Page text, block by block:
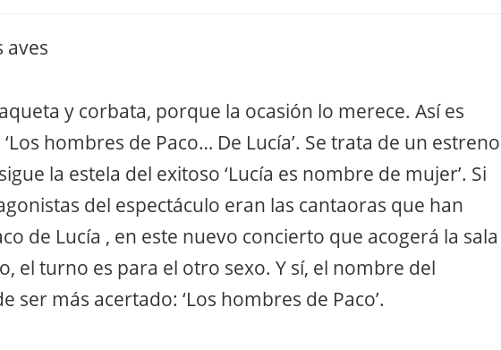
aves
y corbata, porque la ocasión lo merece. Así es
hombres de Paco… De Lucía’. Se trata de un estreno
la estela del exitoso ‘Lucía es nombre de mujer’. Si
del espectáculo eran las cantaoras que han
de Lucía , en este nuevo concierto que acogerá la sala
el turno es para el otro sexo. Y sí, el nombre del
ser más acertado: ‘Los hombres de Paco’.